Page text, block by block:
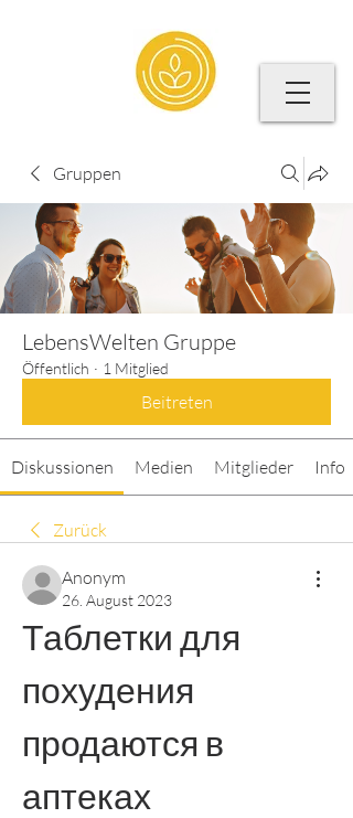
Gruppen
LebensWelten Gruppe
Öffentlich · 1 Mitglied
Beitreten
Diskussionen Medien Mitglieder Info
Zurück
Anonym
26. August 2023
Таблетки для
похудения
продаются в
аптеках